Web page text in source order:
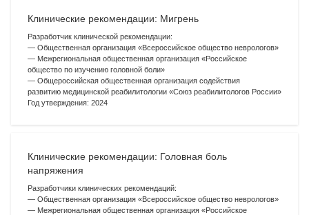
Клинические рекомендации: Мигрень
Разработчик клинической рекомендации:
— Общественная организация «Всероссийское общество неврологов»
— Межрегиональная общественная организация «Российское
общество по изучению головной боли»
— Общероссийская общественная организация содействия
развитию медицинской реабилитологии «Союз реабилитологов России»
Год утверждения: 2024
Клинические рекомендации: Головная боль
напряжения
Разработчики клинических рекомендаций:
— Общественная организация «Всероссийское общество неврологов»
— Межрегиональная общественная организация «Российское